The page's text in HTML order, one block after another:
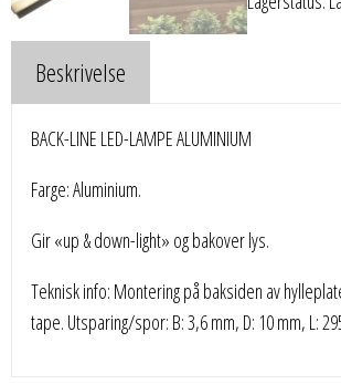
Beskrivelse
BACK-LINE LED-LAMPE ALUMINIUM
Farge: Aluminium.
Gir «up & down-light» og bakover lys.
Teknisk info: Montering på baksiden av
tape. Utsparing/spor: B: 3,6 mm, D: 10 mm, L: